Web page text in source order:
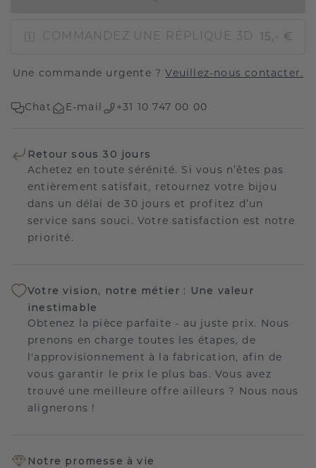
COMMANDEZ UNE RÉPLIQUE 3D 15,- €
Une commande urgente ?Veuillez-nous contacter.
Chat E-mail +31 10 747 00 00
Retour sous 30 jours
Achetez en toute sérénité. Si vous n’êtes pas
entièrement satisfait, retournez votre bijou
dans un délai de 30 jours et profitez d’un
service sans souci. Votre satisfaction est notre
priorité.
Votre vision, notre métier : Une valeur
inestimable
Obtenez la pièce parfaite - au juste prix. Nous
prenons en charge toutes les étapes, de
l'approvisionnement à la fabrication, afin de
vous garantir le prix le plus bas. Vous avez
trouvé une meilleure offre ailleurs ? Nous nous
alignerons !
Notre promesse à vie